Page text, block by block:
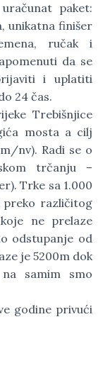
paket:
unikatna finišer
ručak i
da se
i uplatiti
24 čas.
Trebišnjice
mosta a cilj
nv). Radi se o
trčanju –
Trke sa 1.000
preko različitog
ne prelaze
odstupanje od
je 5200m dok
samim smo
godine privući